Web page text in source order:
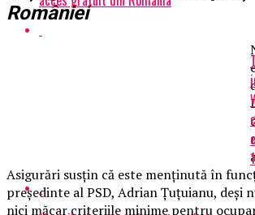
României
Asigurări susţin că este menţinută în
preşedinte al PSD, Adrian Ţuţuianu, deşi
nici măcar criteriile minime pentru